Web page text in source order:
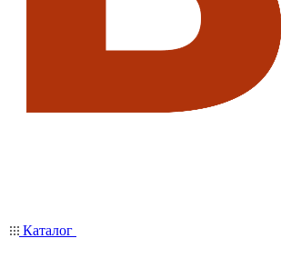
Каталог